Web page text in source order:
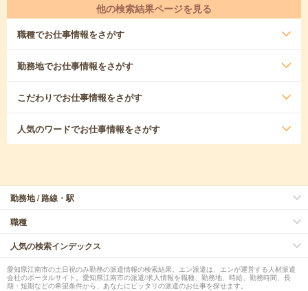
他の検索結果ページを見る
職種でお仕事情報をさがす
勤務地でお仕事情報をさがす
こだわりでお仕事情報をさがす
人気のワードでお仕事情報をさがす
勤務地 / 路線・駅
職種
人気の検索インデックス
愛知県江南市の土日祝のみ勤務の派遣情報の検索結果。エン派遣は、エンが運営する人材派遣
会社のポータルサイト。愛知県江南市の派遣/求人情報を職種、勤務地、時給、勤務時間、長
期・短期などの希望条件から、あなたにピッタリの派遣のお仕事を探せます。